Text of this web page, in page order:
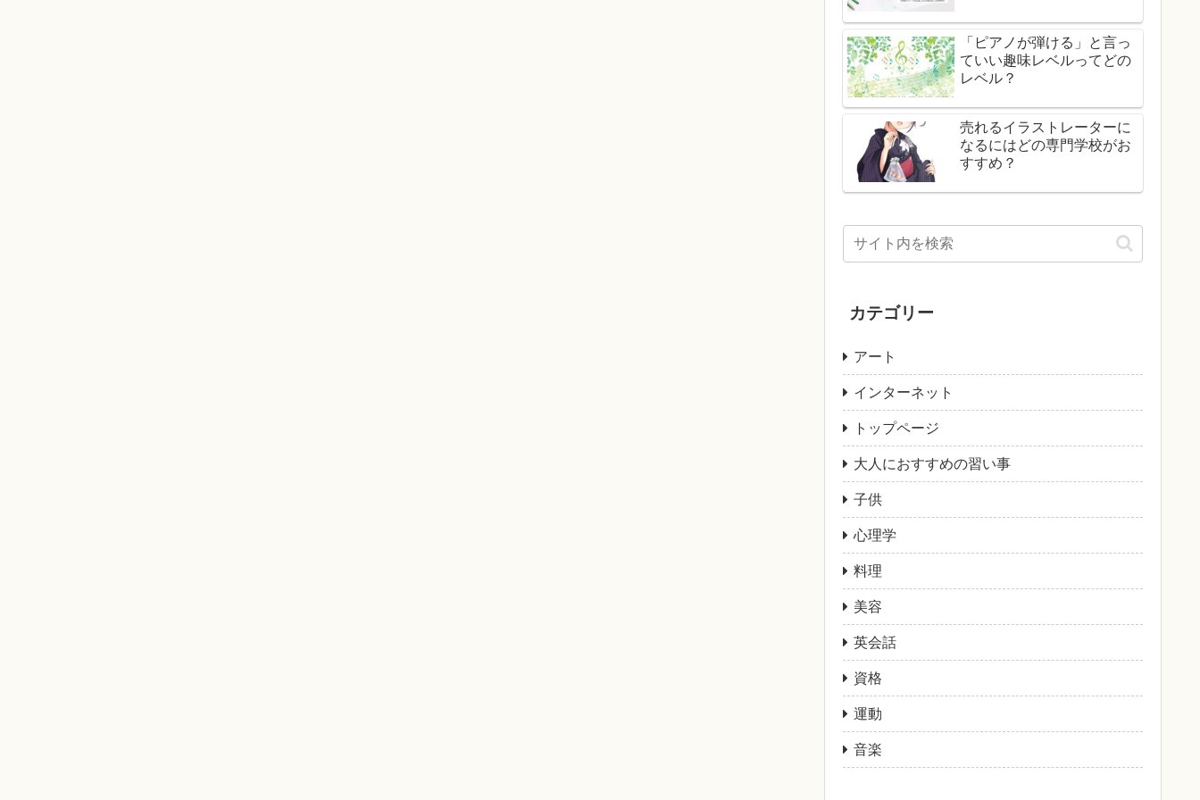
「ピアノが弾ける」と言っ
ていい趣味レベルってどの
レベル？
売れるイラストレーターに
なるにはどの専門学校がお
すすめ？
カテゴリー
アート
インターネット
トップページ
大人におすすめの習い事
子供
心理学
料理
美容
英会話
資格
運動
音楽